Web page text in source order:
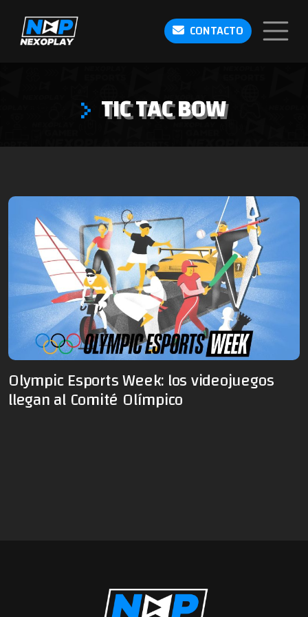
CONTACTO
TIC TAC BOW
Olympic Esports Week: los videojuegos
llegan al Comité Olímpico